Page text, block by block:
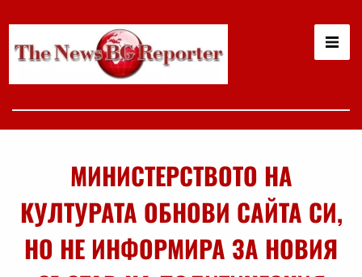
МИНИСТЕРСТВОТО НА
КУЛТУРАТА ОБНОВИ САЙТА СИ,
НО НЕ ИНФОРМИРА ЗА НОВИЯ